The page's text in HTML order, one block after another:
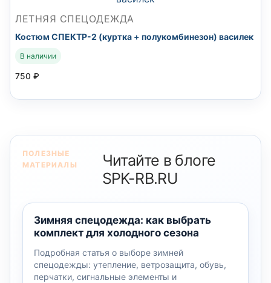
ЛЕТНЯЯ СПЕЦОДЕЖДА
Костюм СПЕКТР-2 (куртка + полукомбинезон) василек
В наличии
750 ₽
ПОЛЕЗНЫЕ
МАТЕРИАЛЫ
Читайте в блоге
SPK-RB.RU
Зимняя спецодежда: как выбрать
комплект для холодного сезона
Подробная статья о выборе зимней
спецодежды: утепление, ветрозащита, обувь,
перчатки, сигнальные элементы и